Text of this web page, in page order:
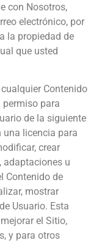
con Nosotros,
electrónico, por
la propiedad de
que usted
Contenido
permiso para
de la siguiente
una licencia para
crear
adaptaciones u
Contenido de
mostrar
Usuario. Esta
el Sitio,
y para otros